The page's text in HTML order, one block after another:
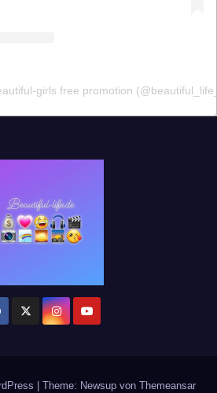
girls free promotion
Theme: Newsup von Themeansar